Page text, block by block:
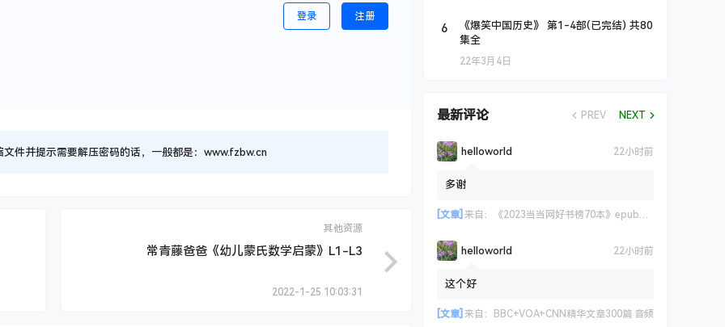
登录 注册
件并提示需要解压密码的话，一般都是：www.fzbw.cn
其他资源
常青藤爸爸《幼儿蒙氏数学启蒙》L1-L3
2022-1-25 10:03:31
6
《爆笑中国历史》 第1-4部(已完结) 共80
集全
22年3月4日
最新评论 PREV NEXT
helloworld 22小时前
多谢
[文章] 来自： 《2023当当网好书榜70本》epub+azw3+mobi格式
helloworld 22小时前
这个好
[文章] 来自： BBC+VOA+CNN精华文章300篇 音频